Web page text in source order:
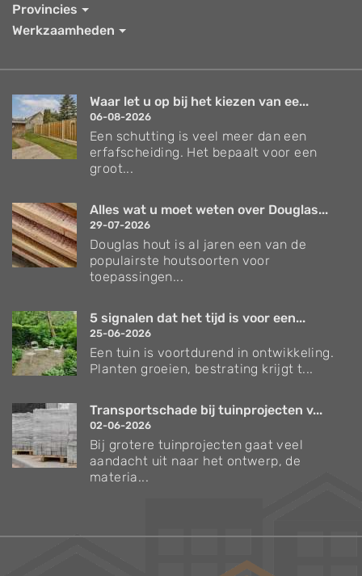
Provincies
Werkzaamheden
Waar let u op bij het kiezen van ee...
06-08-2026
Een schutting is veel meer dan een
erfafscheiding. Het bepaalt voor een
groot...
Alles wat u moet weten over Douglas...
29-07-2026
Douglas hout is al jaren een van de
populairste houtsoorten voor
toepassingen...
5 signalen dat het tijd is voor een...
25-06-2026
Een tuin is voortdurend in ontwikkeling.
Planten groeien, bestrating krijgt t...
Transportschade bij tuinprojecten v...
02-06-2026
Bij grotere tuinprojecten gaat veel
aandacht uit naar het ontwerp, de
materia...
Verzorgingstips voor bomen en planten
Inspiratie voor uw tuin en terras